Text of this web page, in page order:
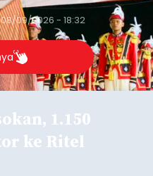
08/09/2026 - 18:32
1.150
ke Ritel